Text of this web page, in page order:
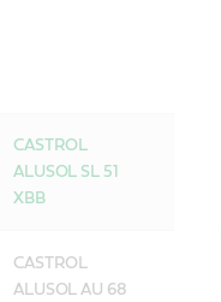
CASTROL
ALUSOL SL 51
XBB
CASTROL
ALUSOL AU 68